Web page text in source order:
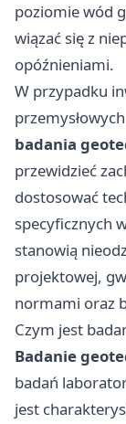
poziomie wód
wiązać się z
opóźnieniami.
W przypadku
badania
przewidzieć
dostosować
specyficznych
stanowią
projektowej,
normami oraz
Czym jest
Badanie
badań
jest